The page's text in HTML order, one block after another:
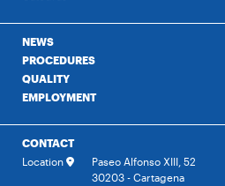
NEWS
PROCEDURES
QUALITY
EMPLOYMENT
CONTACT
Location
Paseo Alfonso XIII, 52
30203 - Cartagena